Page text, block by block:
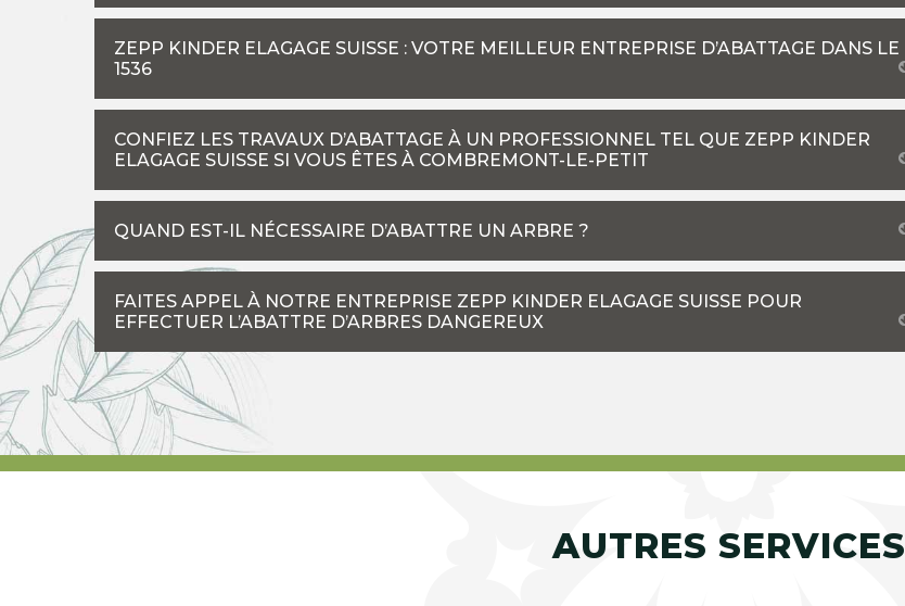
ZEPP KINDER ELAGAGE SUISSE : VOTRE MEILLEUR ENTREPRISE D’ABATTAGE DANS LE
1536
CONFIEZ LES TRAVAUX D’ABATTAGE À UN PROFESSIONNEL TEL QUE ZEPP KINDER
ELAGAGE SUISSE SI VOUS ÊTES À COMBREMONT-LE-PETIT
QUAND EST-IL NÉCESSAIRE D’ABATTRE UN ARBRE ?
FAITES APPEL À NOTRE ENTREPRISE ZEPP KINDER ELAGAGE SUISSE POUR
EFFECTUER L’ABATTRE D’ARBRES DANGEREUX
AUTRES SERVICES